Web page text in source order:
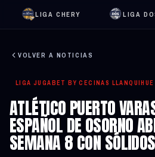
LIGA CHERY LIGA
VOLVER A NOTICIAS
LIGA JUGABET BY CECINAS LLANQUIHUE
ATLÉTICO PUERTO
ESPAÑOL DE OSORNO
SEMANA 8 CON